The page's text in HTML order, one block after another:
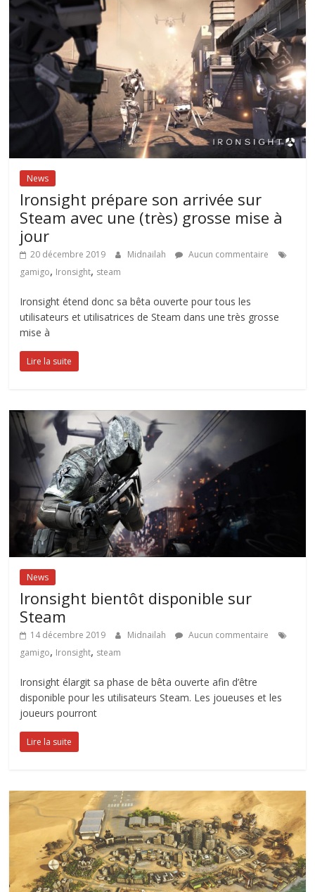
News
Ironsight prépare son arrivée sur
Steam avec une (très) grosse mise à
jour
20 décembre 2019 Midnailah
Aucun commentaire
gamigo, Ironsight, steam
Ironsight étend donc sa bêta ouverte pour tous les
utilisateurs et utilisatrices de Steam dans une très grosse
mise à
Lire la suite
News
Ironsight bientôt disponible sur
Steam
14 décembre 2019 Midnailah
Aucun commentaire
gamigo, Ironsight, steam
Ironsight élargit sa phase de bêta ouverte afin d’être
disponible pour les utilisateurs Steam. Les joueuses et les
joueurs pourront
Lire la suite